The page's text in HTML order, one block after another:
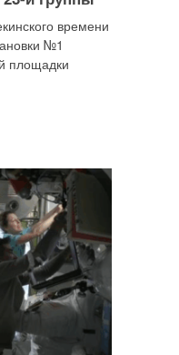
времени
№1
площадки